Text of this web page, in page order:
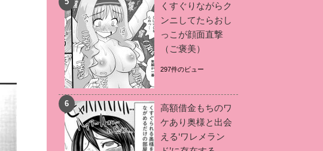
くすぐりながらク
ンニしてたらおし
っこが顔面直撃
（ご褒美）
297件のビュー
高額借金もちのワ
ケあり奥様と出会
える‘ワレメラン